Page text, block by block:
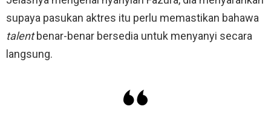
supaya pasukan aktres itu perlu memastikan bahawa
talentbenar-benar bersedia untuk menyanyi secara
langsung.